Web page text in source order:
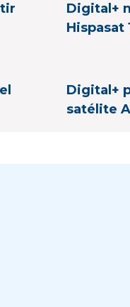
Digital+
Hispasat
Digital+
satélite